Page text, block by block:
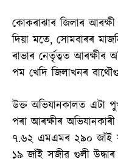
কোকৰাঝাৰ জিলাৰ
দিয়া মতে, সোমবাৰৰ
ৰাভাৰ নেৰ্তৃত্বত
পম খেদি জিলাখনৰ
উক্ত অভিযানকালত এটা
পৰা আৰক্ষীৰ
৭.৬২ এমএমৰ ২৯০ জাঁই
১৯ জাঁই সজীৱ গুলী